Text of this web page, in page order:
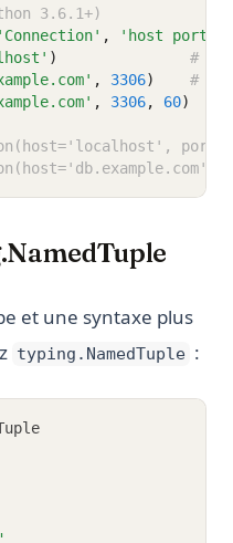
3.6.1+)
'Connection' ,
'host port
)
#
, 3306)
#
, 3306, 60)
et une syntaxe plus
typing.NamedTuple :